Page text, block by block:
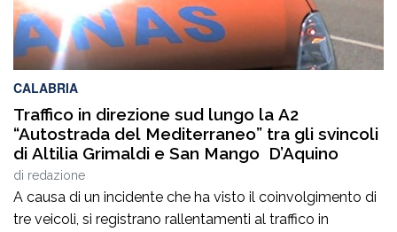
CALABRIA
Traffico in direzione sud lungo la A2
“Autostrada del Mediterraneo” tra gli svincoli
di Altilia Grimaldi e San Mango D’Aquino
di redazione
A causa di un incidente che ha visto il coinvolgimento di
tre veicoli, si registrano rallentamenti al traffico in